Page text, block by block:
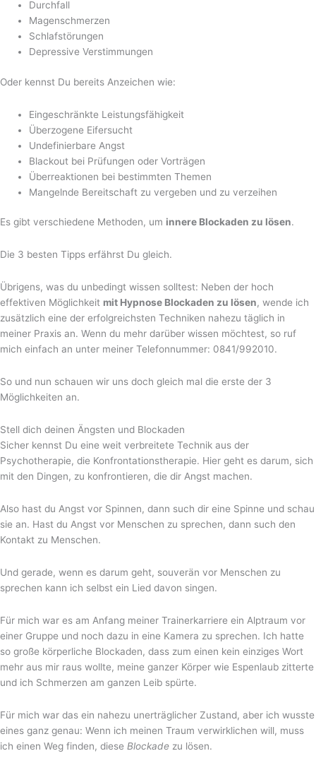
Durchfall
Magenschmerzen
Schlafstörungen
Depressive Verstimmungen
Oder kennst Du bereits Anzeichen wie:
Eingeschränkte Leistungsfähigkeit
Überzogene Eifersucht
Undefinierbare Angst
Blackout bei Prüfungen oder Vorträgen
Überreaktionen bei bestimmten Themen
Mangelnde Bereitschaft zu vergeben und zu verzeihen
Es gibt verschiedene Methoden, um innere Blockaden zu lösen.
Die 3 besten Tipps erfährst Du gleich.
Übrigens, was du unbedingt wissen solltest: Neben der hoch
effektiven Möglichkeit mit Hypnose Blockaden zu lösen, wende ich
zusätzlich eine der erfolgreichsten Techniken nahezu täglich in
meiner Praxis an. Wenn du mehr darüber wissen möchtest, so ruf
mich einfach an unter meiner Telefonnummer: 0841/992010.
So und nun schauen wir uns doch gleich mal die erste der 3
Möglichkeiten an.
Stell dich deinen Ängsten und Blockaden
Sicher kennst Du eine weit verbreitete Technik aus der
Psychotherapie, die Konfrontationstherapie. Hier geht es darum, sich
mit den Dingen, zu konfrontieren, die dir Angst machen.
Also hast du Angst vor Spinnen, dann such dir eine Spinne und schau
sie an. Hast du Angst vor Menschen zu sprechen, dann such den
Kontakt zu Menschen.
Und gerade, wenn es darum geht, souverän vor Menschen zu
sprechen kann ich selbst ein Lied davon singen.
Für mich war es am Anfang meiner Trainerkarriere ein Alptraum vor
einer Gruppe und noch dazu in eine Kamera zu sprechen. Ich hatte
so große körperliche Blockaden, dass zum einen kein einziges Wort
mehr aus mir raus wollte, meine ganzer Körper wie Espenlaub zitterte
und ich Schmerzen am ganzen Leib spürte.
Für mich war das ein nahezu unerträglicher Zustand, aber ich wusste
eines ganz genau: Wenn ich meinen Traum verwirklichen will, muss
ich einen Weg finden, diese Blockade zu lösen.